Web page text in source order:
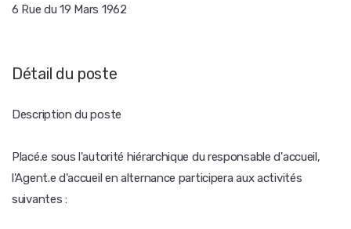
6 Rue du 19 Mars 1962
Détail du poste
Description du poste
Placé.e sous l'autorité hiérarchique du responsable d'accueil,
l'Agent.e d'accueil en alternance participera aux activités
suivantes :